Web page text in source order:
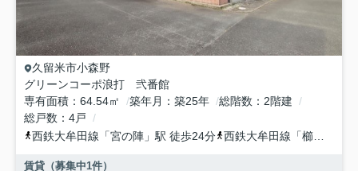
久留米市小森野
グリーンコーポ浪打 弐番館
専有面積
64.54㎡ 築年月 築25年 総階数
2階建
総戸数
4戸
西鉄大牟田線 「宮の陣 」駅 徒歩24分 西鉄大牟田線 「櫛原
賃貸（募集中1件）